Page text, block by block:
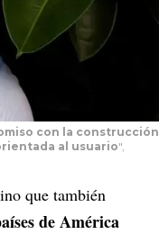
con la construcción
al usuario",
que también
de América